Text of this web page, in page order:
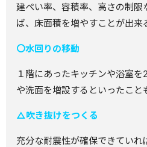
建ぺい率、容積率、高さの制
ば、床面積を増やすことが出来
〇水回りの移動
１階にあったキッチンや浴室
や洗面を増設するといったこと
△吹き抜けをつくる
充分な耐震性が確保できていれ